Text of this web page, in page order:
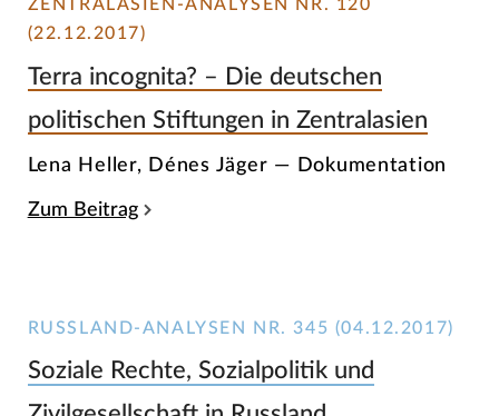
ZENTRALASIEN-ANALYSEN NR. 120
(22.12.2017)
Terra incognita? – Die deutschen
politischen Stiftungen in Zentralasien
Lena Heller, Dénes Jäger — Dokumentation
Zum Beitrag
RUSSLAND-ANALYSEN NR. 345 (04.12.2017)
Soziale Rechte, Sozialpolitik und